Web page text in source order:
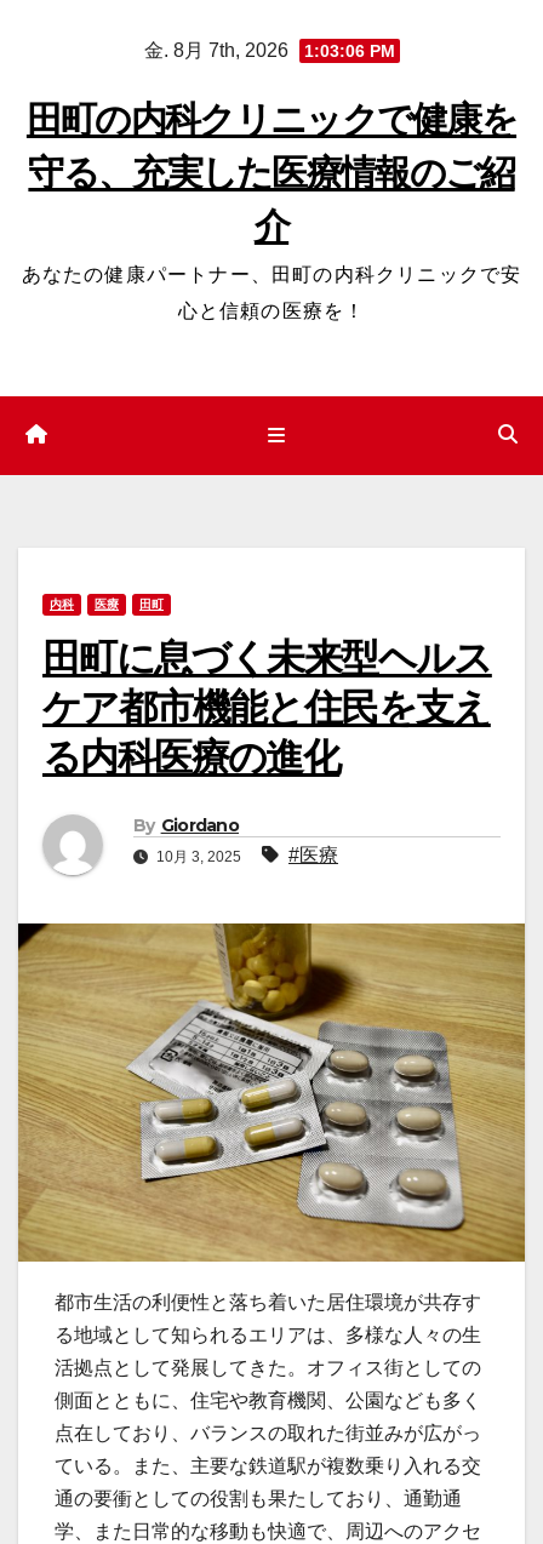
金. 8月 7th, 2026 1:03:07 PM
田町の内科クリニックで健康を
守る、充実した医療情報のご紹
介
あなたの健康パートナー、田町の内科クリニックで安
心と信頼の医療を！
内科 医療 田町
田町に息づく未来型ヘルス
ケア都市機能と住民を支え
る内科医療の進化
By Giordano
10月 3, 2025 #医療
都市生活の利便性と落ち着いた居住環境が共存す
る地域として知られるエリアは、多様な人々の生
活拠点として発展してきた。 オフィス街としての
側面とともに、住宅や教育機関、公園なども多く
点在しており、バランスの取れた街並みが広がっ
ている。また、主要な鉄道駅が複数乗り入れる交
通の要衝としての役割も果たしており、通勤通
学、また日常的な移動も快適で、周辺へのアクセ